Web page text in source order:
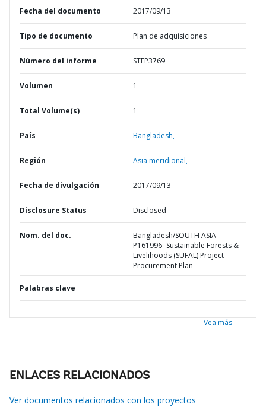
Fecha del documento 2017/09/13
Tipo de documento Plan de adquisiciones
Número del informe STEP3769
Volumen 1
Total Volume(s) 1
País Bangladesh,
Región Asia meridional,
Fecha de divulgación 2017/09/13
Disclosure Status Disclosed
Nom. del doc.
Bangladesh/SOUTH ASIA-
P161996- Sustainable Forests &
Livelihoods (SUFAL) Project -
Procurement Plan
Palabras clave
Vea más
ENLACES RELACIONADOS
Ver documentos relacionados con los proyectos